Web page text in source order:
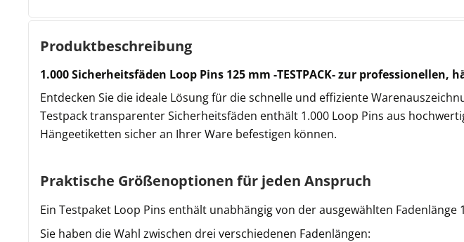
Produktbeschreibung
1.000 Sicherheitsfäden Loop Pins 125 mm -TESTPACK- zur professionellen,
Entdecken Sie die ideale Lösung für die schnelle und effiziente
Testpack transparenter Sicherheitsfäden enthält 1.000 Loop Pins aus
Hängeetiketten sicher an Ihrer Ware befestigen können.
Praktische Größenoptionen für jeden Anspruch
Ein Testpaket Loop Pins enthält unabhängig von der ausgewählten
Sie haben die Wahl zwischen drei verschiedenen Fadenlängen: